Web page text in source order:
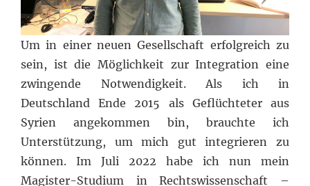
Um in einer neuen Gesellschaft erfolgreich zu
sein, ist die Möglichkeit zur Integration eine
zwingende Notwendigkeit. Als ich in
Deutschland Ende 2015 als Geflüchteter aus
Syrien angekommen bin, brauchte ich
Unterstützung, um mich gut integrieren zu
können. Im Juli 2022 habe ich nun mein
Magister-Studium in Rechtswissenschaft –